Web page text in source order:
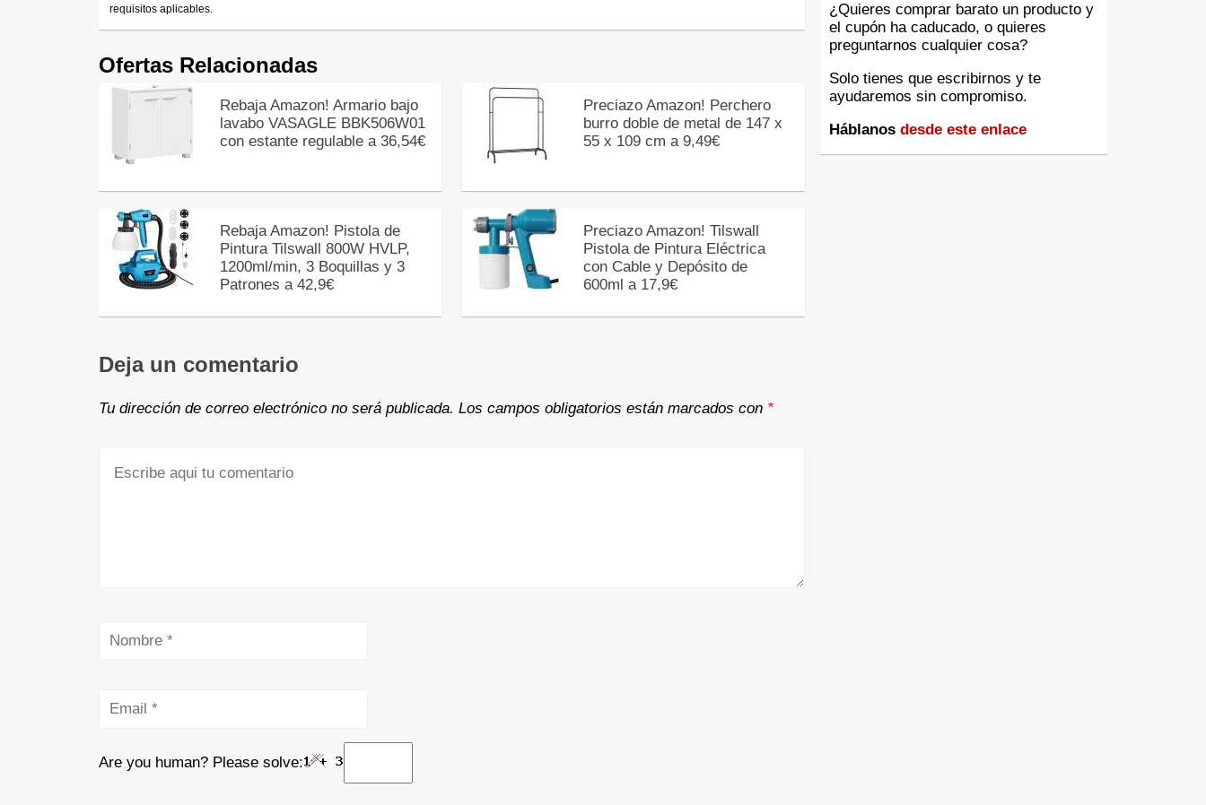
requisitos aplicables.
Ofertas Relacionadas
Rebaja Amazon! Armario bajo
lavabo VASAGLE BBK506W01
con estante regulable a 36,54€
Preciazo Amazon! Perchero
burro doble de metal de 147 x
55 x 109 cm a 9,49€
Rebaja Amazon! Pistola de
Pintura Tilswall 800W HVLP,
1200ml/min, 3 Boquillas y 3
Patrones a 42,9€
Preciazo Amazon! Tilswall
Pistola de Pintura Eléctrica
con Cable y Depósito de
600ml a 17,9€
Deja un comentario
Tu dirección de correo electrónico no será publicada. Los campos obligatorios están marcados con *
Are you human? Please solve:
¿Quieres comprar barato un producto y
el cupón ha caducado, o quieres
preguntarnos cualquier cosa?
Solo tienes que escribirnos y te
ayudaremos sin compromiso.
Háblanos desde este enlace